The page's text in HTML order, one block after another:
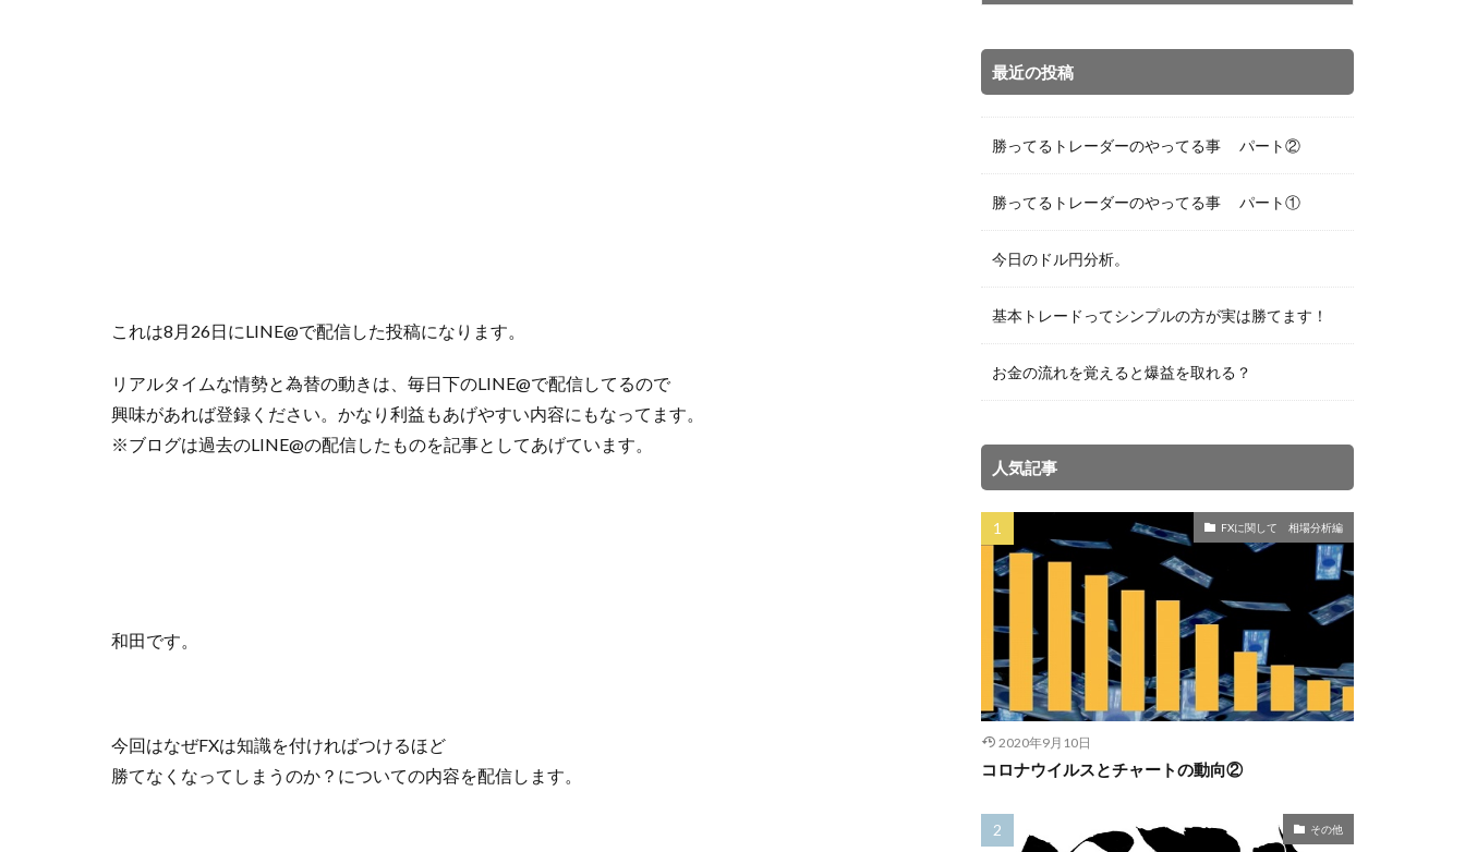
これは8月26日にLINE@で配信した投稿になります。
リアルタイムな情勢と為替の動きは、毎日下のLINE@で配信してるので
興味があれば登録ください。かなり利益もあげやすい内容にもなってます。
※ブログは過去のLINE@の配信したものを記事としてあげています。
和田です。
今回はなぜFXは知識を付ければつけるほど
勝てなくなってしまうのか？についての内容を配信します。
最近の投稿
勝ってるトレーダーのやってる事 パート②
勝ってるトレーダーのやってる事 パート①
今日のドル円分析。
基本トレードってシンプルの方が実は勝てます！
お金の流れを覚えると爆益を取れる？
人気記事
FXに関して 相場分析編
2020年9月10日
コロナウイルスとチャートの動向②
その他